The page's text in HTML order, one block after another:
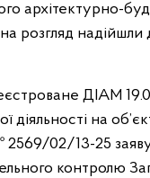
архітектурно-
на розгляд
ДІАМ
діяльності на
02/13-25
контролю